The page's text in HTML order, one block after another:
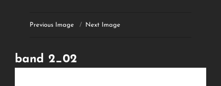
Previous Image Next Image
band 2_02